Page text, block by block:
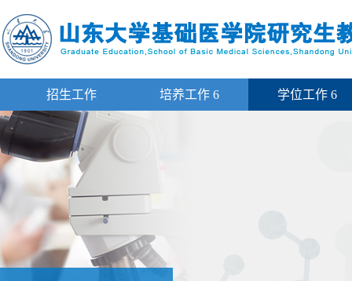
招生工作 培养工作 6 学位工作 6